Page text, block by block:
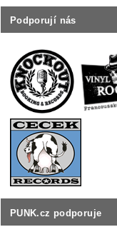
Podporují nás
PUNK.cz podporuje